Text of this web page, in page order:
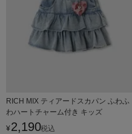
RICH MIX ティアードスカパン ふわふ
わハートチャーム付き キッズ
¥ 2,190税込